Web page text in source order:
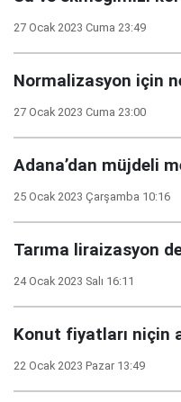
27 Ocak 2023 Cuma 23:49
Normalizasyon için
27 Ocak 2023 Cuma 23:00
Adana’dan müjdeli
25 Ocak 2023 Çarşamba 10:16
Tarıma liraizasyon
24 Ocak 2023 Salı 16:11
Konut fiyatları niçin
22 Ocak 2023 Pazar 13:49